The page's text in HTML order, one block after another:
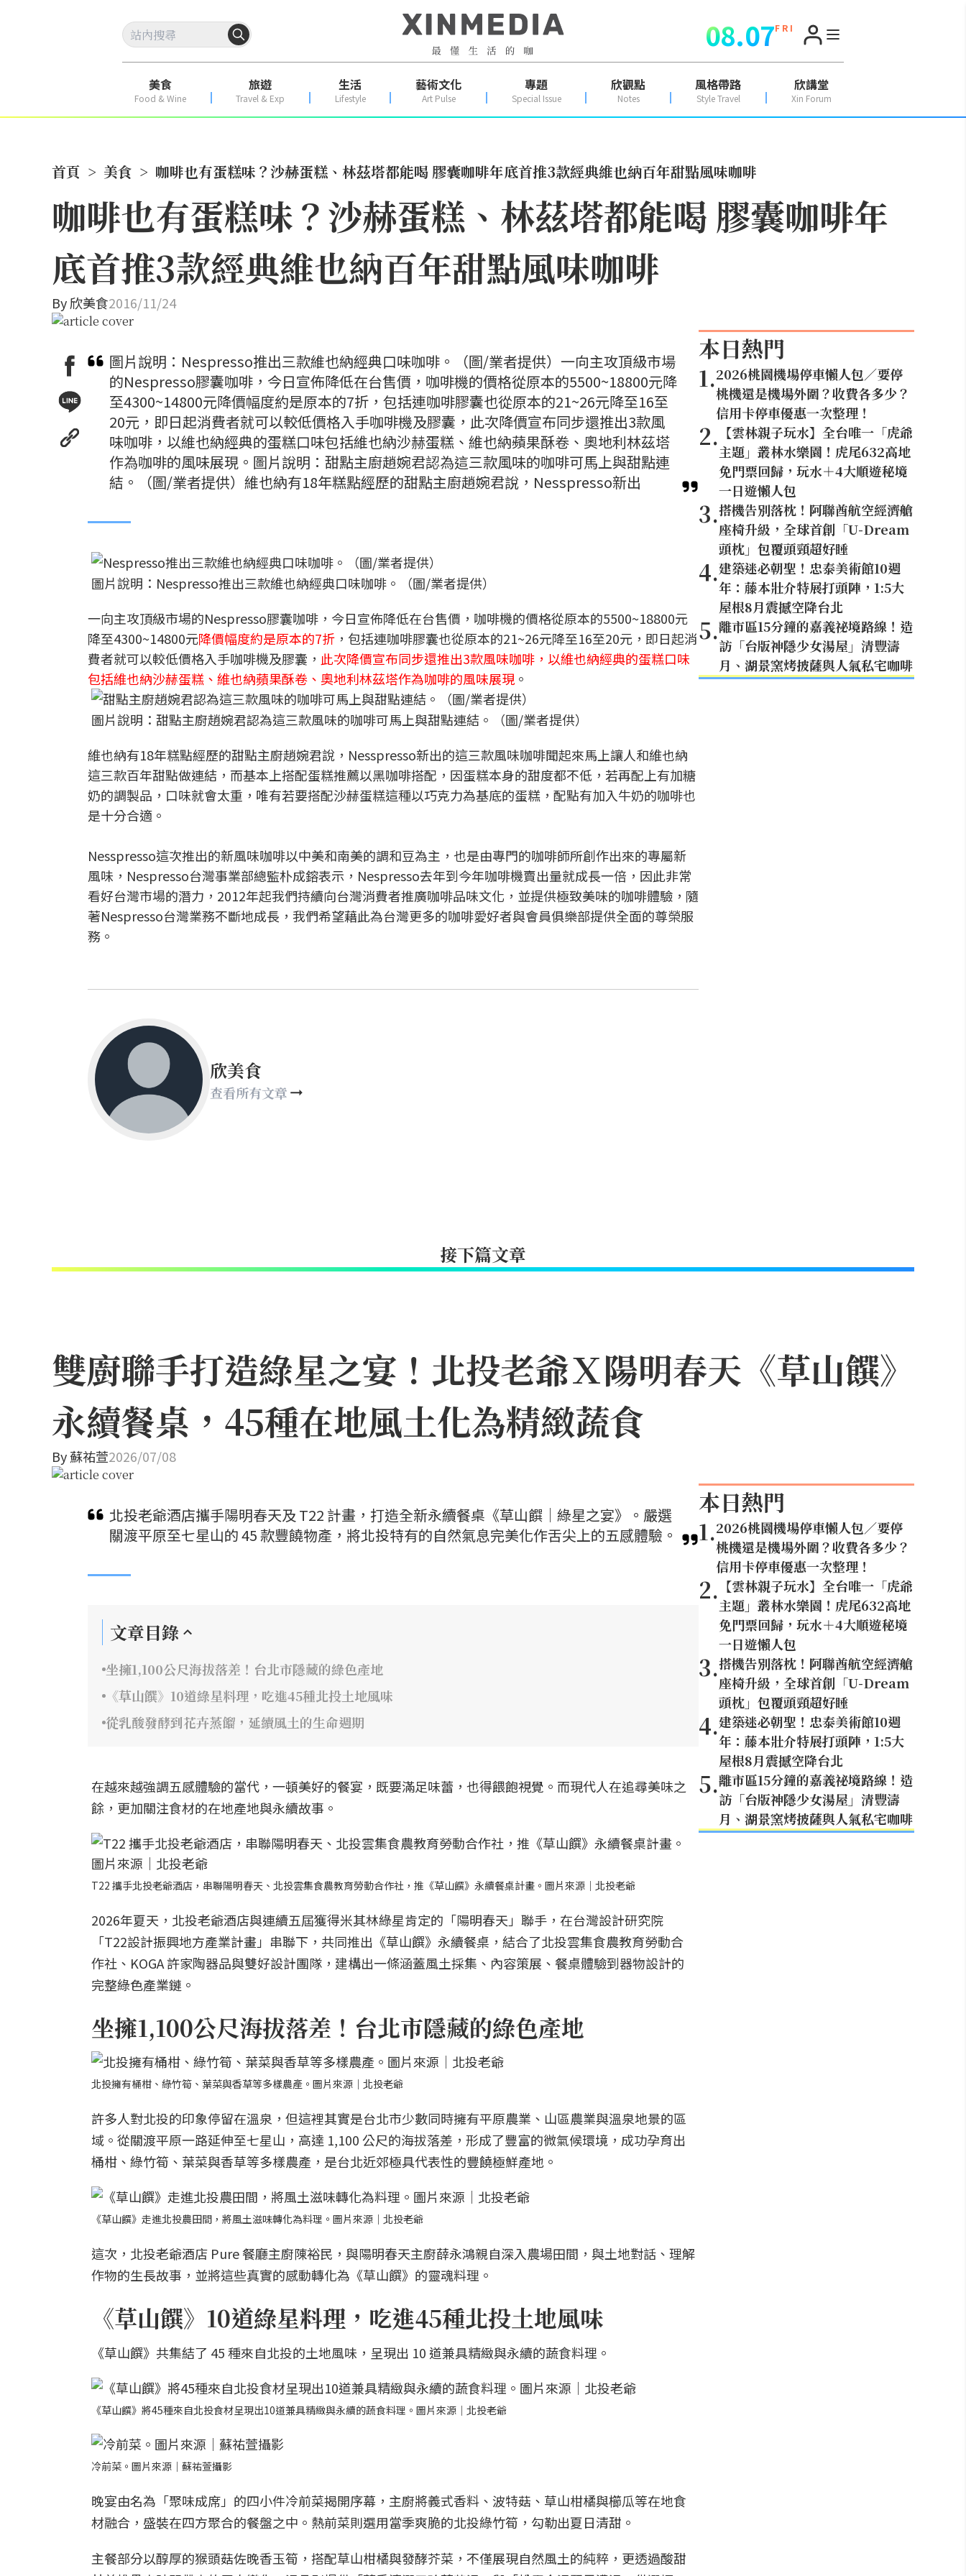
08.07F R I
美食
Food & Wine
旅遊
Travel & Exp
生活
Lifestyle
藝術文化
Art Pulse
專題
Special Issue
欣觀點
Notes
風格帶路
Style Travel
欣講堂
Xin Forum
首頁 > 美食 > 咖啡也有蛋糕味？沙赫蛋糕、林茲塔都能喝 膠囊咖啡年底首推3款經典維也納百年甜點風味咖啡
咖啡也有蛋糕味？沙赫蛋糕、林茲塔都能喝 膠囊咖啡年
底首推3款經典維也納百年甜點風味咖啡
By欣美食2016/11/24
圖片說明：Nespresso推出三款維也納經典口味咖啡。（圖/業者提供）一向主攻頂級市場
的Nespresso膠囊咖啡，今日宣佈降低在台售價，咖啡機的價格從原本的5500~18800元降
至4300~14800元降價幅度約是原本的7折，包括連咖啡膠囊也從原本的21~26元降至16至
20元，即日起消費者就可以較低價格入手咖啡機及膠囊，此次降價宣布同步還推出3款風
味咖啡，以維也納經典的蛋糕口味包括維也納沙赫蛋糕、維也納蘋果酥卷、奧地利林茲塔
作為咖啡的風味展現。圖片說明：甜點主廚趙婉君認為這三款風味的咖啡可馬上與甜點連
結。（圖/業者提供）維也納有18年糕點經歷的甜點主廚趙婉君說，Nesspresso新出
圖片說明：Nespresso推出三款維也納經典口味咖啡。（圖/業者提供）
一向主攻頂級市場的Nespresso膠囊咖啡，今日宣佈降低在台售價，咖啡機的價格從原本的5500~18800元
降至4300~14800元降價幅度約是原本的7折 ，包括連咖啡膠囊也從原本的21~26元降至16至20元，即日起消
費者就可以較低價格入手咖啡機及膠囊， 此次降價宣布同步還推出3款風味咖啡，以維也納經典的蛋糕口味
包括維也納沙赫蛋糕、維也納蘋果酥卷、奧地利林茲塔作為咖啡的風味展現 。
圖片說明：甜點主廚趙婉君認為這三款風味的咖啡可馬上與甜點連結。（圖/業者提供）
維也納有18年糕點經歷的甜點主廚趙婉君說，Nesspresso新出的這三款風味咖啡聞起來馬上讓人和維也納
這三款百年甜點做連結，而基本上搭配蛋糕推薦以黑咖啡搭配，因蛋糕本身的甜度都不低，若再配上有加糖
奶的調製品，口味就會太重，唯有若要搭配沙赫蛋糕這種以巧克力為基底的蛋糕，配點有加入牛奶的咖啡也
是十分合適。
Nesspresso這次推出的新風味咖啡以中美和南美的調和豆為主，也是由專門的咖啡師所創作出來的專屬新
風味，Nespresso台灣事業部總監朴成鎔表示，Nespresso去年到今年咖啡機賣出量就成長一倍，因此非常
看好台灣市場的潛力，2012年起我們持續向台灣消費者推廣咖啡品味文化，並提供極致美味的咖啡體驗，隨
著Nespresso台灣業務不斷地成長，我們希望藉此為台灣更多的咖啡愛好者與會員俱樂部提供全面的尊榮服
務。
欣美食
查看所有文章
本日熱門
1.2026桃園機場停車懶人包／要停
桃機還是機場外圍？收費各多少？
信用卡停車優惠一次整理！
2. 【雲林親子玩水】全台唯一「虎爺
主題」叢林水樂園！虎尾632高地
免門票回歸，玩水＋4大順遊秘境
一日遊懶人包
3.搭機告別落枕！阿聯酋航空經濟艙
座椅升級，全球首創「U-Dream
頭枕」包覆頭頸超好睡
4.建築迷必朝聖！忠泰美術館10週
年：藤本壯介特展打頭陣，1:5大
屋根8月震撼空降台北
5.離市區15分鐘的嘉義祕境路線！造
訪「台版神隱少女湯屋」清豐濤
月、湖景窯烤披薩與人氣私宅咖啡
接下篇文章
雙廚聯手打造綠星之宴！北投老爺Ｘ陽明春天《草山饌》
永續餐桌，45種在地風土化為精緻蔬食
By蘇祐萱2026/07/08
北投老爺酒店攜手陽明春天及 T22 計畫，打造全新永續餐桌《草山饌｜綠星之宴》。嚴選
關渡平原至七星山的 45 款豐饒物產，將北投特有的自然氣息完美化作舌尖上的五感體驗。
文章目錄
坐擁1,100公尺海拔落差！台北市隱藏的綠色產地
《草山饌》10道綠星料理，吃進45種北投土地風味
從乳酸發酵到花卉蒸餾，延續風土的生命週期
在越來越強調五感體驗的當代，一頓美好的餐宴，既要滿足味蕾，也得餵飽視覺。而現代人在追尋美味之
餘，更加關注食材的在地產地與永續故事。
T22 攜手北投老爺酒店，串聯陽明春天、北投雲集食農教育勞動合作社，推《草山饌》永續餐桌計畫。圖片來源｜北投老爺
2026年夏天，北投老爺酒店與連續五屆獲得米其林綠星肯定的「陽明春天」聯手，在台灣設計研究院
「T22設計振興地方產業計畫」串聯下，共同推出《草山饌》永續餐桌，結合了北投雲集食農教育勞動合
作社、KOGA 許家陶器品與雙好設計團隊，建構出一條涵蓋風土採集、內容策展、餐桌體驗到器物設計的
完整綠色產業鏈。
坐擁1,100公尺海拔落差！台北市隱藏的綠色產地
北投擁有桶柑、綠竹筍、葉菜與香草等多樣農產。圖片來源｜北投老爺
許多人對北投的印象停留在溫泉，但這裡其實是台北市少數同時擁有平原農業、山區農業與溫泉地景的區
域。從關渡平原一路延伸至七星山，高達 1,100 公尺的海拔落差，形成了豐富的微氣候環境，成功孕育出
桶柑、綠竹筍、葉菜與香草等多樣農產，是台北近郊極具代表性的豐饒極鮮產地。
《草山饌》走進北投農田間，將風土滋味轉化為料理。圖片來源｜北投老爺
這次，北投老爺酒店 Pure 餐廳主廚陳裕民，與陽明春天主廚薛永鴻親自深入農場田間，與土地對話、理解
作物的生長故事，並將這些真實的感動轉化為《草山饌》的靈魂料理。
《草山饌》10道綠星料理，吃進45種北投土地風味
《草山饌》共集結了 45 種來自北投的土地風味，呈現出 10 道兼具精緻與永續的蔬食料理。
《草山饌》將45種來自北投食材呈現出10道兼具精緻與永續的蔬食料理。圖片來源｜北投老爺
冷前菜。圖片來源｜蘇祐萱攝影
晚宴由名為「聚味成席」的四小件冷前菜揭開序幕，主廚將義式香料、波特菇、草山柑橘與櫛瓜等在地食
材融合，盛裝在四方聚合的餐盤之中。熱前菜則選用當季爽脆的北投綠竹筍，勾勒出夏日清甜。
主餐部分以醇厚的猴頭菇佐晚香玉筍，搭配草山柑橘與發酵芥菜，不僅展現自然風土的純粹，更透過酸甜
本日熱門
1.2026桃園機場停車懶人包／要停
桃機還是機場外圍？收費各多少？
信用卡停車優惠一次整理！
2. 【雲林親子玩水】全台唯一「虎爺
主題」叢林水樂園！虎尾632高地
免門票回歸，玩水＋4大順遊秘境
一日遊懶人包
3.搭機告別落枕！阿聯酋航空經濟艙
座椅升級，全球首創「U-Dream
頭枕」包覆頭頸超好睡
4.建築迷必朝聖！忠泰美術館10週
年：藤本壯介特展打頭陣，1:5大
屋根8月震撼空降台北
5.離市區15分鐘的嘉義祕境路線！造
訪「台版神隱少女湯屋」清豐濤
月、湖景窯烤披薩與人氣私宅咖啡